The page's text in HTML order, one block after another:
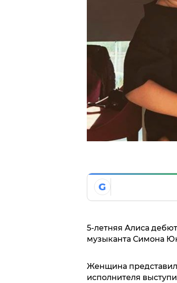
G
5-летняя Алиса
музыканта Симона
Женщина
исполнителя